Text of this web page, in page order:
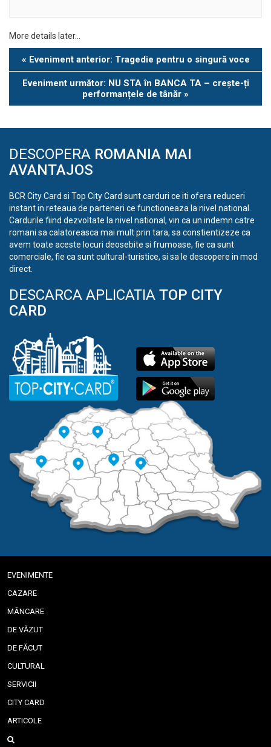
More details later…
Eveniment
Navigation
« Eveniment anterior: Tragedie pentru o singură voce
Eveniment următor: NU STA în BANCA TA – crește-ți
performanțele de tânăr »
DESCOPERA ROMANIA MAI
AVANTAJOS
BCR City Card si Top City Card sunt carduri ce iti ofera reduceri
instant in reteaua de parteneri ce functioneaza la nivel national.
Cardurile fiind dezvoltate la nivel national, vin ca un indemn catre
romani sa calatoreasca mai mult prin tara, sa constientizeze ca
avem toate aceste locuri deosebite si frumoase, fie ca sunt
comerciale, fie ca sunt cultural-turistice, si sa le descopere in mod
direct.
DESCARCA APLICATIA TOP CITY
CARD
EVENIMENTE
CAZARE
MÂNCARE
DE VĂZUT
DE FĂCUT
CULTURAL
SERVICII
CITY CARD
ARTICOLE